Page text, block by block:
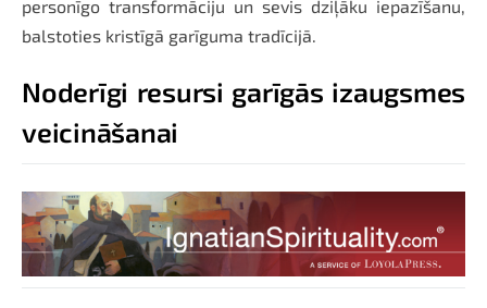
personīgo transformāciju un sevis dziļāku iepazīšanu,
balstoties kristīgā garīguma tradīcijā.
Noderīgi resursi garīgās izaugsmes
veicināšanai